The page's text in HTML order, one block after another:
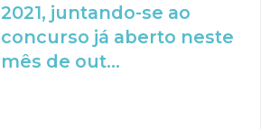
2021, juntando-se ao
concurso já aberto neste
mês de out...